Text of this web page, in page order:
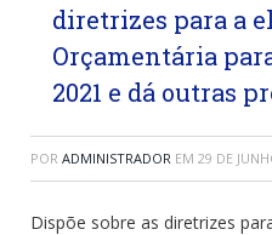
diretrizes para a
Orçamentária
2021 e dá outras
POR ADMINISTRADOR EM 29 DE
Dispõe sobre as diretrizes